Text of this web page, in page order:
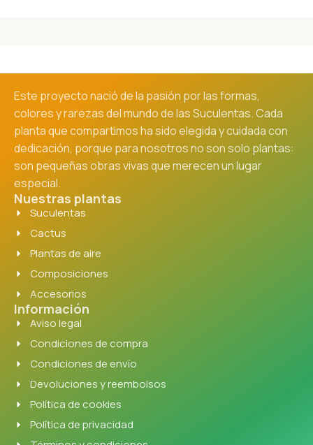
Este proyecto nació de la pasión por las formas,
colores y rarezas del mundo de las Suculentas. Cada
planta que compartimos ha sido elegida y cuidada con
dedicación, porque para nosotros no son solo plantas:
son pequeñas obras vivas que merecen un lugar
especial.
Nuestras plantas
Suculentas
Cactus
Plantas de aire
Composiciones
Accesorios
Información
Aviso legal
Condiciones de compra
Condiciones de envío
Devoluciones y reembolsos
Política de cookies
Política de privacidad